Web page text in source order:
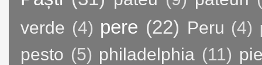
verde (4) pere (22) Peru (4)
pesto (5) philadelphia (11)